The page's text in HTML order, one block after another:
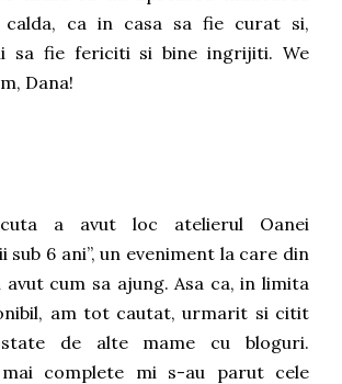
calda, ca in casa sa fie curat si,
sa fie fericiti si bine ingrijiti. We
Dana!
a avut loc atelierul Oanei
sub 6 ani”, un eveniment la care din
avut cum sa ajung. Asa ca, in limita
am tot cautat, urmarit si citit
de alte mame cu bloguri.
complete mi s-au parut cele